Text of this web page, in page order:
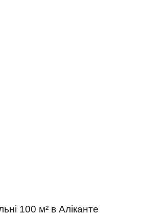
100 м² в Аліканте